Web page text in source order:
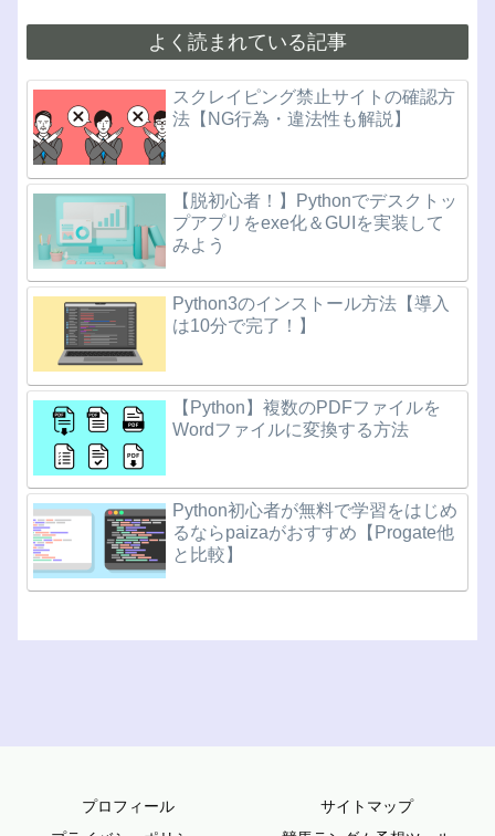
よく読まれている記事
スクレイピング禁止サイトの確認方
法【NG行為・違法性も解説】
【脱初心者！】Pythonでデスクトッ
プアプリをexe化＆GUIを実装して
みよう
Python3のインストール方法【導入
は10分で完了！】
【Python】複数のPDFファイルを
Wordファイルに変換する方法
Python初心者が無料で学習をはじめ
るならpaizaがおすすめ【Progate他
と比較】
プロフィール
サイトマップ